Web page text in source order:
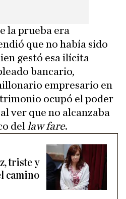
la prueba era
que no había sido
gestó esa ilícita
bancario,
empresario en
ocupó el poder
ver que no alcanzaba
del law fare.
triste y
camino